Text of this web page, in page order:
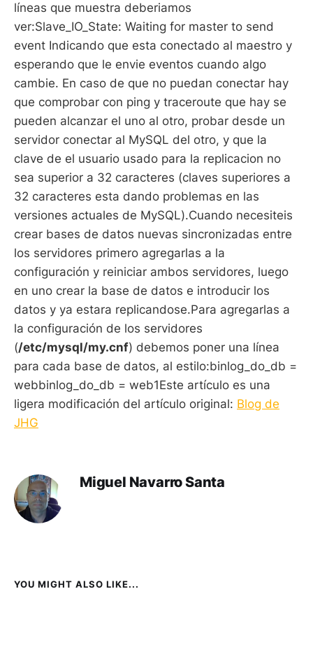
líneas que muestra deberiamos
ver:Slave_IO_State: Waiting for master to send
event Indicando que esta conectado al maestro y
esperando que le envie eventos cuando algo
cambie. En caso de que no puedan conectar hay
que comprobar con ping y traceroute que hay se
pueden alcanzar el uno al otro, probar desde un
servidor conectar al MySQL del otro, y que la
clave de el usuario usado para la replicacion no
sea superior a 32 caracteres (claves superiores a
32 caracteres esta dando problemas en las
versiones actuales de MySQL).Cuando necesiteis
crear bases de datos nuevas sincronizadas entre
los servidores primero agregarlas a la
configuración y reiniciar ambos servidores, luego
en uno crear la base de datos e introducir los
datos y ya estara replicandose.Para agregarlas a
la configuración de los servidores
(/etc/mysql/my.cnf) debemos poner una línea
para cada base de datos, al estilo:binlog_do_db =
webbinlog_do_db = web1Este artículo es una
ligera modificación del artículo original: Blog de
JHG
Miguel Navarro Santa
YOU MIGHT ALSO LIKE...